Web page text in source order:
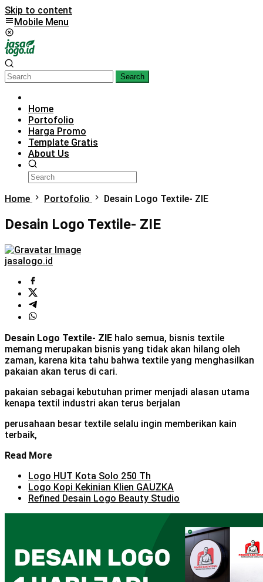
Skip to content
Mobile Menu
Search
Home
Portofolio
Harga Promo
Template Gratis
About Us
Home Portofolio Desain Logo Textile- ZIE
Desain Logo Textile- ZIE
jasalogo.id
Desain Logo Textile- ZIE halo semua, bisnis textile
memang merupakan bisnis yang tidak akan hilang oleh
zaman, karena kita tahu bahwa textile yang menghasilkan
pakaian akan terus di cari.
pakaian sebagai kebutuhan primer menjadi alasan utama
kenapa textil industri akan terus berjalan
perusahaan besar textile selalu ingin memberikan kain
terbaik,
Read More
Logo HUT Kota Solo 250 Th
Logo Kopi Kekinian Klien GAUZKA
Refined Desain Logo Beauty Studio